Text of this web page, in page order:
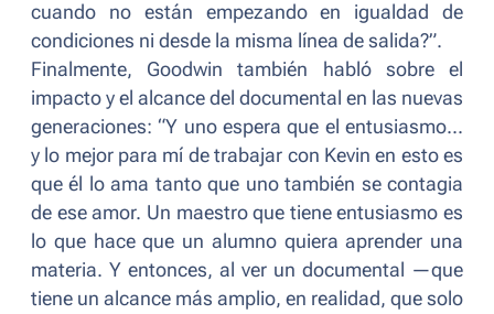
cuando no están empezando en igualdad de
condiciones ni desde la misma línea de salida?”.
Finalmente, Goodwin también habló sobre el
impacto y el alcance del documental en las nuevas
generaciones: “Y uno espera que el entusiasmo...
y lo mejor para mí de trabajar con Kevin en esto es
que él lo ama tanto que uno también se contagia
de ese amor. Un maestro que tiene entusiasmo es
lo que hace que un alumno quiera aprender una
materia. Y entonces, al ver un documental —que
tiene un alcance más amplio, en realidad, que solo